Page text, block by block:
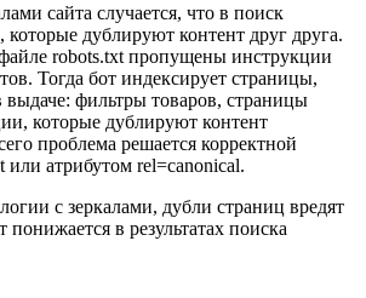
сайта случается, что в поиск
дублируют контент друг друга.
robots.txt пропущены инструкции
Тогда бот индексирует страницы,
фильтры товаров, страницы
которые дублируют контент
проблема решается корректной
или атрибутом rel=canonical.
с зеркалами, дубли страниц вредят
в результатах поиска